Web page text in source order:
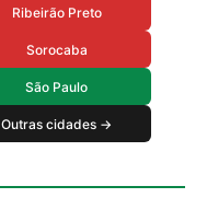
Ribeirão Preto
Sorocaba
São Paulo
Outras cidades →